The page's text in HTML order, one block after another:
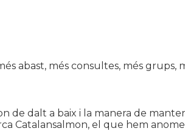
abast, més consultes, més grups,
de dalt a baix i la manera de
Catalansalmon, el que hem